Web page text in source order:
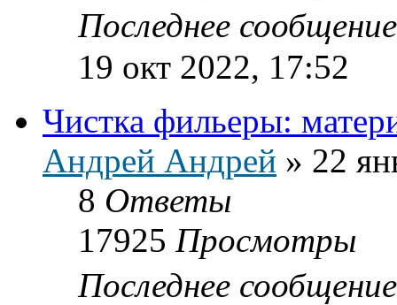
Последнее
19 окт 2022, 17:52
Чистка фильеры:
Андрей Андрей » 22
8 Ответы
17925 Просмотры
Последнее